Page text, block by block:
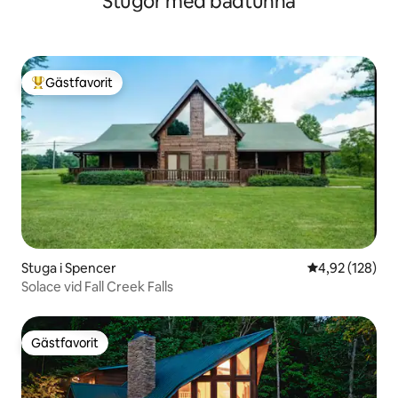
Populär gästfavorit
Gästfavorit
Stuga i Spencer 4,92 av 5 i
4,92 (128)
Solace vid Fall Creek Falls
Gästfavorit
Gästfavorit